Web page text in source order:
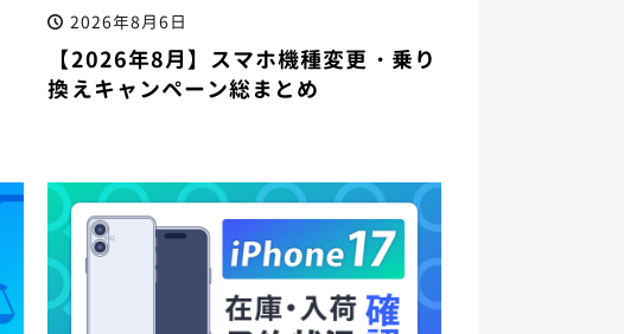
2026年8月6日
【2026年8月】スマホ機種変更・乗り
換えキャンペーン総まとめ